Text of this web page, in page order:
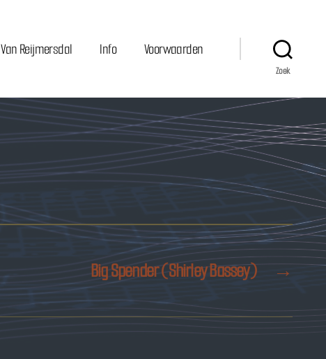
Van Reijmersdal Info Voorwaarden
Zoek
→
Big Spender (Shirley Bassey)